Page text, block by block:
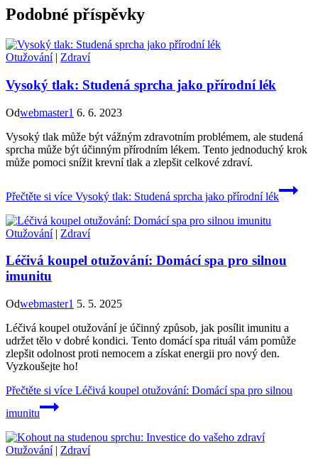
Podobné příspěvky
Otužování| Zdraví
Vysoký tlak: Studená sprcha jako přírodní lék
Odwebmaster1 6. 6. 2023
Vysoký tlak může být vážným zdravotním problémem, ale studená
sprcha může být účinným přírodním lékem. Tento jednoduchý krok
může pomoci snížit krevní tlak a zlepšit celkové zdraví.
Přečtěte si více Vysoký tlak: Studená sprcha jako přírodní lék
Otužování| Zdraví
Léčivá koupel otužování: Domácí spa pro silnou
imunitu
Odwebmaster1 5. 5. 2025
Léčivá koupel otužování je účinný způsob, jak posílit imunitu a
udržet tělo v dobré kondici. Tento domácí spa rituál vám pomůže
zlepšit odolnost proti nemocem a získat energii pro nový den.
Vyzkoušejte ho!
Přečtěte si více Léčivá koupel otužování: Domácí spa pro silnou
imunitu
Otužování| Zdraví